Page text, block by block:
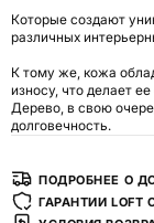
Которые создают
различных
К тому же, кожа
износу, что делает
Дерево, в свою
долговечность.
ПОДРОБНЕЕ О
ГАРАНТИИ LOFT